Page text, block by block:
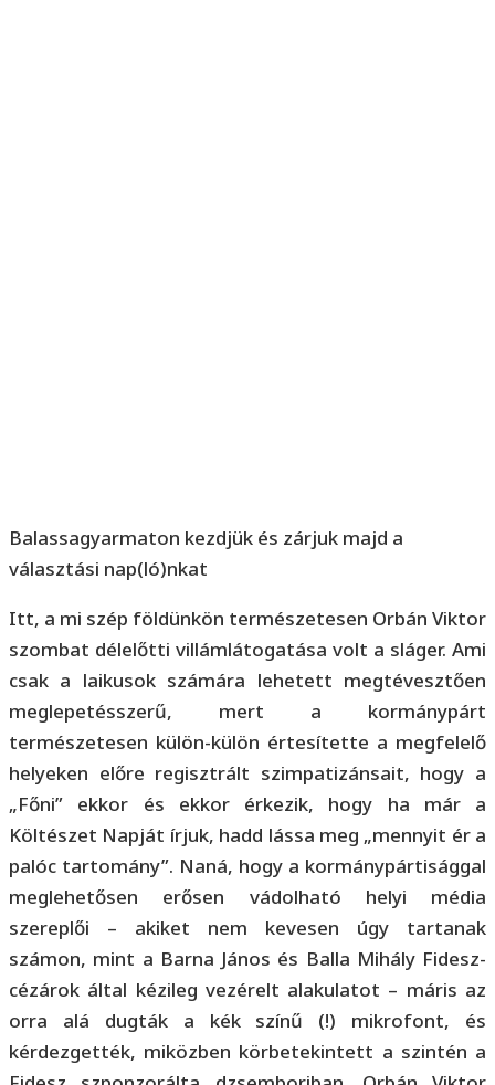
Balassagyarmaton kezdjük és zárjuk majd a
választási nap(ló)nkat
Itt, a mi szép földünkön természetesen Orbán Viktor
szombat délelőtti villámlátogatása volt a sláger. Ami
csak a laikusok számára lehetett megtévesztően
meglepetésszerű, mert a kormánypárt
természetesen külön-külön értesítette a megfelelő
helyeken előre regisztrált szimpatizánsait, hogy a
„Főni” ekkor és ekkor érkezik, hogy ha már a
Költészet Napját írjuk, hadd lássa meg „mennyit ér a
palóc tartomány”. Naná, hogy a kormánypártisággal
meglehetősen erősen vádolható helyi média
szereplői – akiket nem kevesen úgy tartanak
számon, mint a Barna János és Balla Mihály Fidesz-
cézárok által kézileg vezérelt alakulatot – máris az
orra alá dugták a kék színű (!) mikrofont, és
kérdezgették, miközben körbetekintett a szintén a